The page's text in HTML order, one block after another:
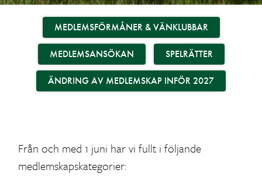
MEDLEMSFÖRMÅNER & VÄNKLUBBAR
MEDLEMSANSÖKAN SPELRÄTTER
ÄNDRING AV MEDLEMSKAP INFÖR 2027
Från och med 1 juni har vi fullt i följande
medlemskapskategorier: